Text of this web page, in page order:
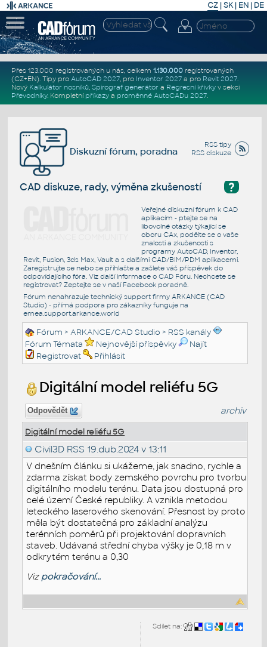
CZ | SK| EN | DE
Přes 123.000 registrovaných u nás, celkem 1.130.000registrovaných
(CZ+EN). Tipy pro AutoCAD 2027, pro Inventor 2027a pro Revit 2027.
Nový Kalkulátor nosníků, Spirograf generátor a Regresní křivkyv sekci
Převodníky. Kompletní příkazya proměnné AutoCADu 2027.
RSS tipy
RSS diskuze
Diskuzní fórum, poradna
?
CAD diskuze, rady, výměna zkušeností
Veřejné diskuzní fórum k CAD
aplikacím - ptejte se na
libovolné otázky týkající se
oboru CAx, podělte se o vaše
znalosti a zkušenosti s
programy AutoCAD, Inventor,
Revit, Fusion, 3ds Max, Vault a s dalšími CAD/BIM/PDM aplikacemi.
Zaregistrujte se nebo se přihlašte a zašlete váš příspěvek do
odpovídajícího fóra. Viz další informace o CAD Fóru. Nechcete se
registrovat? Zeptejte se v naší Facebook poradně.
Fórum nenahrazuje technický support firmy ARKANCE (CAD
Studio) - přímá podpora pro zákazníky funguje na
emea.support.arkance.world
Fórum >ARKANCE/CAD Studio > RSS kanály
Fórum Témata
Nejnovější příspěvky
Najít
Registrovat
Přihlásit
Digitální model reliéfu 5G
Odpovědět archiv
Digitální model reliéfu 5G
Civil3D RSS 19.dub.2024 v 13:11
V dnešním článku si ukážeme, jak snadno, rychle a
zdarma získat body zemského povrchu pro tvorbu
digitálního modelu terénu. Data jsou dostupná pro
celé území České republiky. A vznikla metodou
leteckého laserového skenování. Přesnost by proto
měla být dostatečná pro základní analýzu
terénních poměrů při projektování dopravních
staveb. Udávaná střední chyba výšky je 0,18 m v
odkrytém terénu a 0,30
Viz pokračování...
Sdílet na: